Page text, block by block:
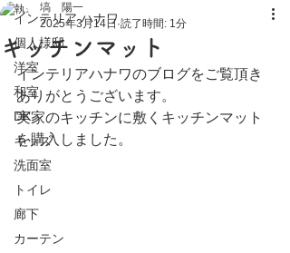
インテリア ハナワ
個人様邸
洋室
和室
DK
キッズ
洗面室
トイレ
廊下
カーテン
キッチンマット
塙 陽一
2025年3月14日 読了時間: 1分
インテリアハナワのブログをご覧頂き
ありがとうございます。
実家のキッチンに敷くキッチンマット
を購入しました。